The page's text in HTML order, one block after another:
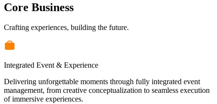
Core Business
Crafting experiences, building the future.
Integrated Event & Experience
Delivering unforgettable moments through fully integrated event
management, from creative conceptualization to seamless execution
of immersive experiences.